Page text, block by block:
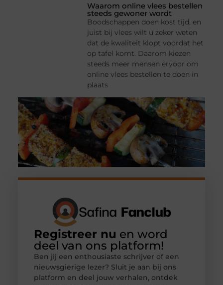
Waarom online vlees bestellen
steeds gewoner wordt
Boodschappen doen kost tijd, en
juist bij vlees wilt u zeker weten
dat de kwaliteit klopt voordat het
op tafel komt. Daarom kiezen
steeds meer mensen ervoor om
online vlees bestellen te doen in
plaats
Registreer nu en word
deel van ons platform!
Ben jij een enthousiaste schrijver of een
nieuwsgierige lezer? Sluit je aan bij ons
platform en deel jouw verhalen, ontdek